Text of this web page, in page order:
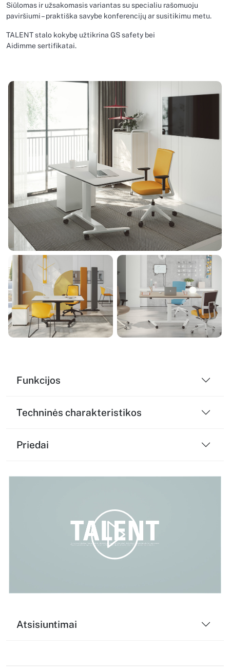
Siūlomas ir užsakomasis variantas su specialiu rašomuoju
paviršiumi – praktiška savybe konferencijų ar susitikimu metu.
TALENT stalo kokybę užtikrina GS safety bei
Aidimme sertifikatai.
Funkcijos
Techninės charakteristikos
Priedai
Video
Atsisiuntimai